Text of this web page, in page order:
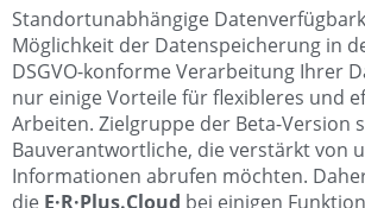
Standortunabhängige
Möglichkeit der Datenspeicherung in
DSGVO-konforme Verarbeitung Ihrer
nur einige Vorteile für flexibleres und
Arbeiten. Zielgruppe der Beta-Version
Bauverantwortliche, die verstärkt von
Informationen abrufen möchten.
die E·R·Plus.Cloud bei einigen